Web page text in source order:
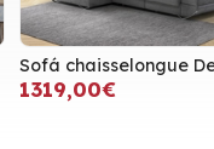
Sofá chaisselongue
1319,00€